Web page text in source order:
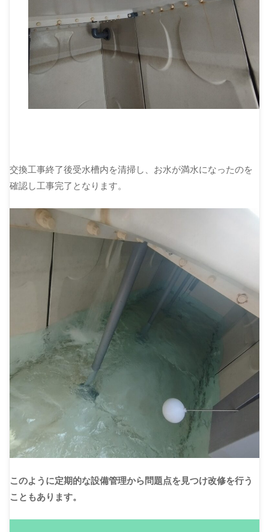
交換工事終了後受水槽内を清掃し、お水が満水になったのを
確認し工事完了となります。
このように定期的な設備管理から問題点を見つけ改修を行う
こともあります。